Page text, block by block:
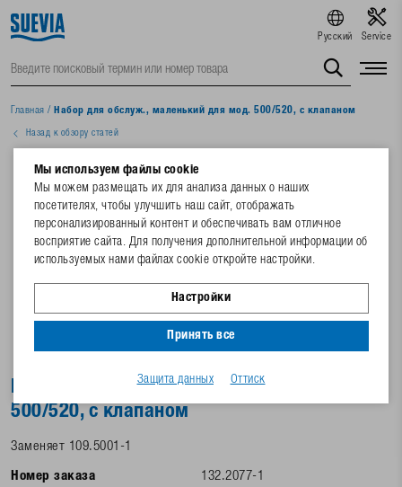
Русский Service
Главная / Набор для обслуж., маленький для мод. 500/520, с клапаном
Назад к обзору статей
Набор для обслуж., маленький для мод.
500/520, с клапаном
Заменяет 109.5001-1
Номер заказа
132.2077-1
Мы используем файлы cookie
Мы можем размещать их для анализа данных о наших
посетителях, чтобы улучшить наш сайт, отображать
персонализированный контент и обеспечивать вам отличное
восприятие сайта. Для получения дополнительной информации об
используемых нами файлах cookie откройте настройки.
Настройки
Принять все
Защита данных Оттиск